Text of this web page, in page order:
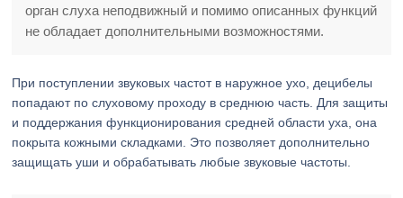
орган слуха неподвижный и помимо описанных функций
не обладает дополнительными возможностями.
При поступлении звуковых частот в наружное ухо, децибелы
попадают по слуховому проходу в среднюю часть. Для защиты
и поддержания функционирования средней области уха, она
покрыта кожными складками. Это позволяет дополнительно
защищать уши и обрабатывать любые звуковые частоты.